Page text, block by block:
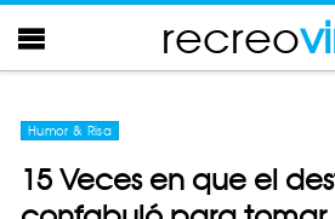
recreo
Humor & Risa
15 Veces en que el